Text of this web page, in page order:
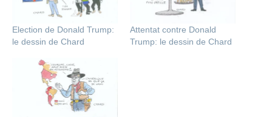
Election de Donald Trump:
le dessin de Chard
Attentat contre Donald
Trump: le dessin de Chard